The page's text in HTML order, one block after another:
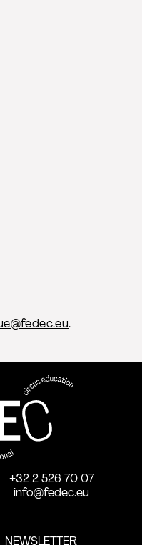
.
- Réseau
aux arts du
+32 2 526 70 07
info@fedec.eu
NEWSLETTER